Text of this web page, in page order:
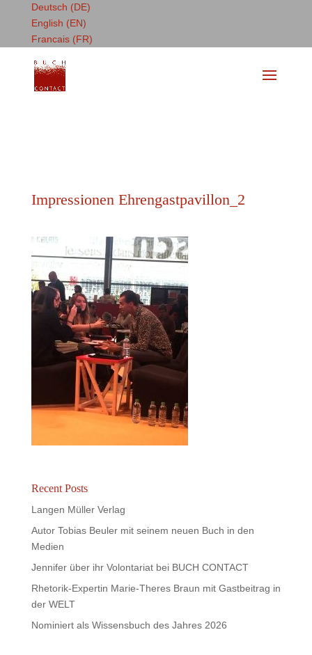
Deutsch (DE)
English (EN)
Francais (FR)
Impressionen Ehrengastpavillon_2
Recent Posts
Langen Müller Verlag
Autor Tobias Beuler mit seinem neuen Buch in den
Medien
Jennifer über ihr Volontariat bei BUCH CONTACT
Rhetorik-Expertin Marie-Theres Braun mit Gastbeitrag in
der WELT
Nominiert als Wissensbuch des Jahres 2026